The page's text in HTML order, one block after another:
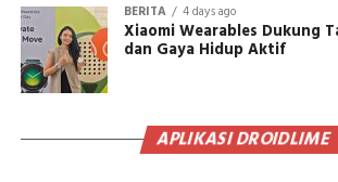
BERITA 4 days ago
Xiaomi Wearables Dukung
dan Gaya Hidup Aktif
APLIKASI DROIDLIME